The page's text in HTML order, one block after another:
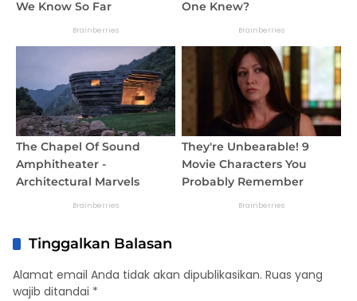
Tinggalkan Balasan
Alamat email Anda tidak akan dipublikasikan. Ruas yang
wajib ditandai *